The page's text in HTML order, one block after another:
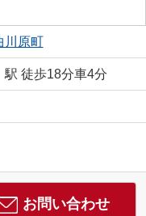
川原町
駅 徒歩18分車4分
お問い合わせ